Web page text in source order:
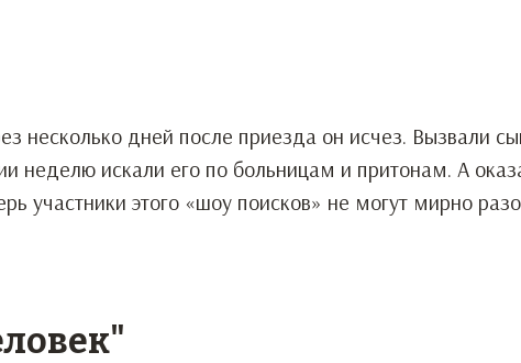
несколько дней после приезда он исчез. Вызвали
неделю искали его по больницам и притонам. А
участники этого «шоу поисков» не могут мирно